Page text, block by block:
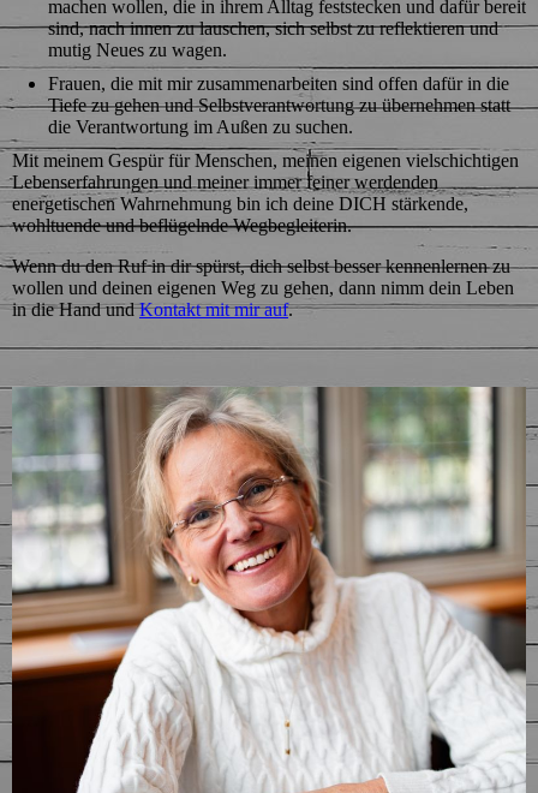
machen wollen, die in ihrem Alltag feststecken und dafür bereit
sind, nach innen zu lauschen, sich selbst zu reflektieren und
mutig Neues zu wagen.
Frauen, die mit mir zusammenarbeiten sind offen dafür in die
Tiefe zu gehen und Selbstverantwortung zu übernehmen statt
die Verantwortung im Außen zu suchen.
Mit meinem Gespür für Menschen, meinen eigenen vielschichtigen
Lebenserfahrungen und meiner immer feiner werdenden
energetischen Wahrnehmung bin ich deine DICH stärkende,
wohltuende und beflügelnde Wegbegleiterin.
Wenn du den Ruf in dir spürst, dich selbst besser kennenlernen zu
wollen und deinen eigenen Weg zu gehen, dann nimm dein Leben
in die Hand undKontakt mit mir auf.